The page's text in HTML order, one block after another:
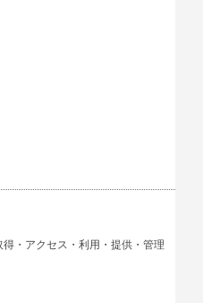
・アクセス・利用・提供・管理